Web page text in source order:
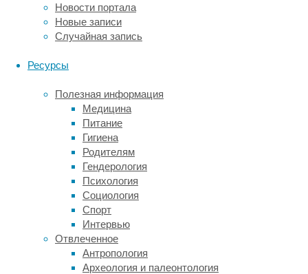
Новости портала
Новые записи
Случайная запись
Ресурсы
Полезная информация
Медицина
Питание
Гигиена
Родителям
Гендерология
Психология
Социология
Спорт
Интервью
Отвлеченное
Антропология
Археология и палеонтология
А
выключение
гена
мозге
помощи
системы
редактирования
генома
CRISPR-
Cas9
избавило
животных
от
некоторых
симптомов
аутизма.